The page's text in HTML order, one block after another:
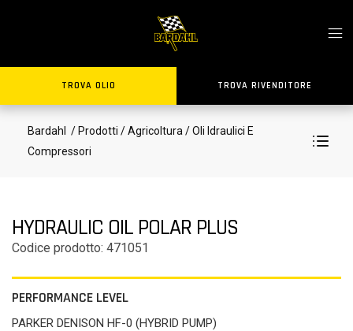
TROVA OLIO TROVA RIVENDITORE
Bardahl / Prodotti / Agricoltura / Oli Idraulici E
Compressori
HYDRAULIC OIL POLAR PLUS
Codice prodotto: 471051
PERFORMANCE LEVEL
PARKER DENISON HF-0 (HYBRID PUMP)